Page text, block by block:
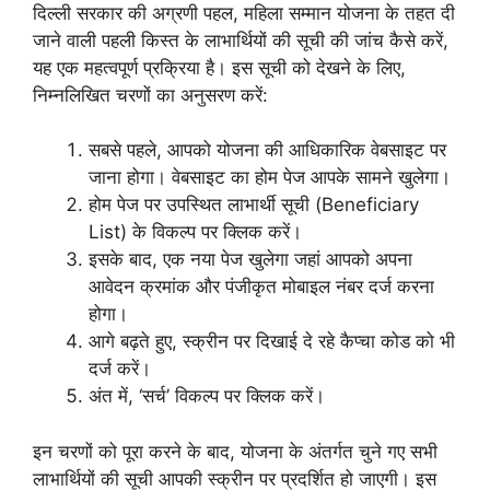
दिल्ली सरकार की अग्रणी पहल, महिला सम्मान योजना के तहत दी
जाने वाली पहली किस्त के लाभार्थियों की सूची की जांच कैसे करें,
यह एक महत्वपूर्ण प्रक्रिया है। इस सूची को देखने के लिए,
निम्नलिखित चरणों का अनुसरण करें:
सबसे पहले, आपको योजना की आधिकारिक वेबसाइट पर
जाना होगा। वेबसाइट का होम पेज आपके सामने खुलेगा।
होम पेज पर उपस्थित लाभार्थी सूची (Beneficiary
List) के विकल्प पर क्लिक करें।
इसके बाद, एक नया पेज खुलेगा जहां आपको अपना
आवेदन क्रमांक और पंजीकृत मोबाइल नंबर दर्ज करना
होगा।
आगे बढ़ते हुए, स्क्रीन पर दिखाई दे रहे कैप्चा कोड को भी
दर्ज करें।
अंत में, ‘सर्च’ विकल्प पर क्लिक करें।
इन चरणों को पूरा करने के बाद, योजना के अंतर्गत चुने गए सभी
लाभार्थियों की सूची आपकी स्क्रीन पर प्रदर्शित हो जाएगी। इस